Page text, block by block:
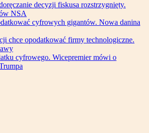
decyzji fiskusa rozstrzygnięty.
NSA
cyfrowych gigantów. Nowa danina
chce opodatkować firmy technologiczne.
cyfrowego. Wicepremier mówi o